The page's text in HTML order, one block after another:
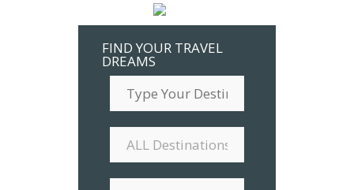
FIND YOUR TRAVEL
DREAMS